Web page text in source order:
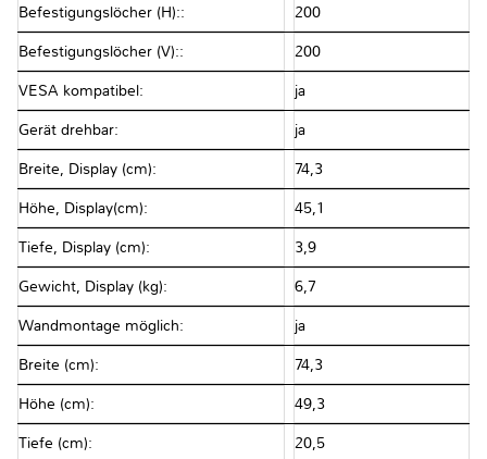
Befestigungslöcher (H):: 200
Befestigungslöcher (V):: 200
VESA kompatibel: ja
Gerät drehbar: ja
Breite, Display (cm): 74,3
Höhe, Display(cm): 45,1
Tiefe, Display (cm): 3,9
Gewicht, Display (kg): 6,7
Wandmontage möglich: ja
Breite (cm): 74,3
Höhe (cm): 49,3
Tiefe (cm): 20,5